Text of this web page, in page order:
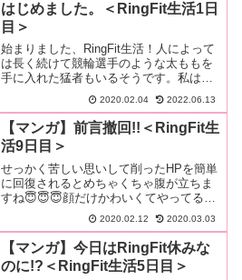
はじめました。＜RingFit生活1日
目＞
始まりました、RingFit生活！人によって
は長く続けて競輪選手のような太ももを
手に入れた猛者もいるそうです。私はそ
こまではできないと思いますが…とり…
2020.02.04 2022.06.13
【マンガ】前言撤回!!＜RingFit生
活9日目＞
せっかく苦しい思いして削ったHPを簡単
に回復されるとめちゃくちゃ腹が立ちま
すね😇😇😇顔だけかわいくてやってるこ
とは全然かわいくない😇😇😇むしろ悪魔
😇😇…続きを読む
2020.02.12 2020.03.03
【マンガ】今日はRingFit休みな
のに!?＜RingFit生活5日目＞